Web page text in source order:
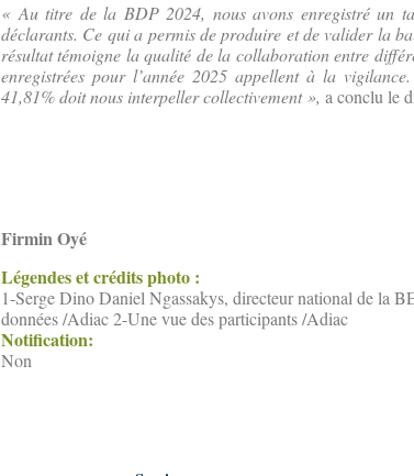
« Au titre de la BDP 2024, nous avons enregistré un
déclarants. Ce qui a permis de produire et de valider la
résultat témoigne la qualité de la collaboration entre
enregistrées pour l’année 2025 appellent à la
41,81% doit nous interpeller collectivement », a conclu le
Firmin Oyé
Légendes et crédits photo :
1-Serge Dino Daniel Ngassakys, directeur national de la
données /Adiac 2-Une vue des participants /Adiac
Notification:
Non